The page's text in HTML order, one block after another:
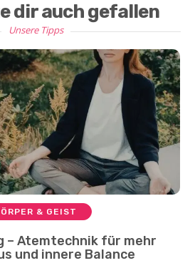
dir auch gefallen
Unsere Tipps
& GEIST
– Atemtechnik für mehr
und innere Balance